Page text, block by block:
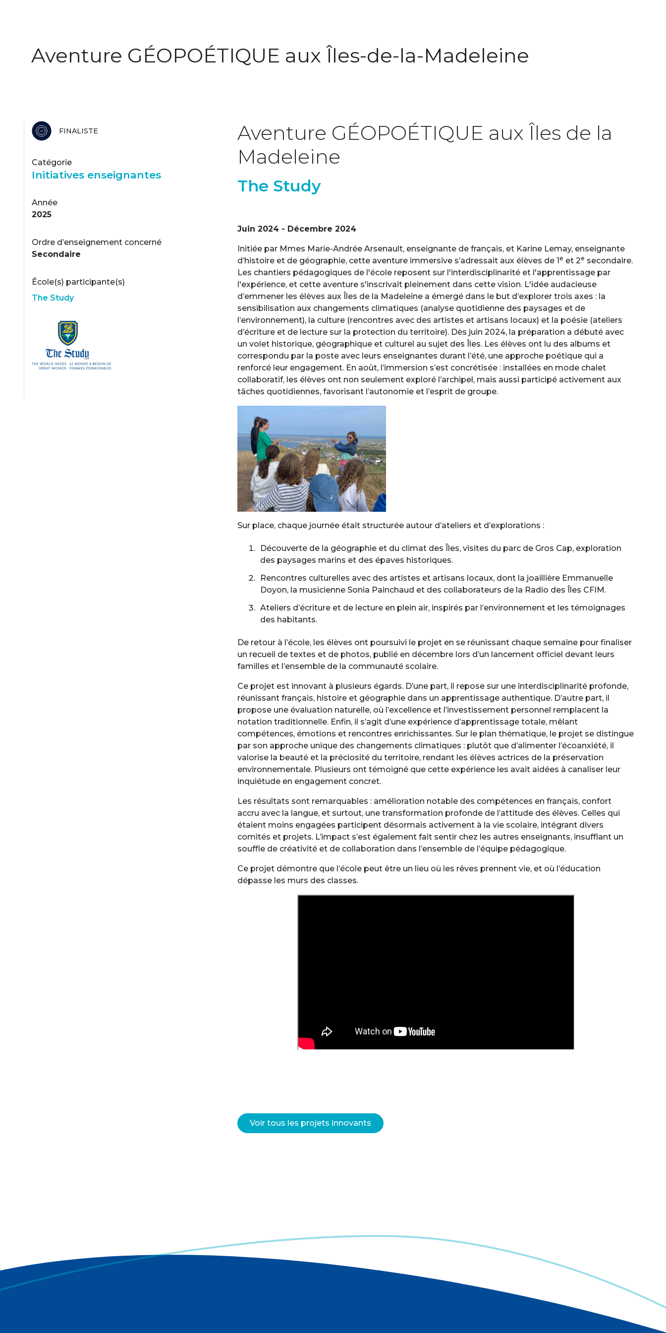
Aventure GÉOPOÉTIQUE aux Îles-de-la-Madeleine
FINALISTE
Catégorie
Initiatives enseignantes
Année
2025
Ordre d’enseignement concerné
Secondaire
École(s) participante(s)
The Study
Aventure GÉOPOÉTIQUE aux Îles de la
Madeleine
The Study
Juin 2024 - Décembre 2024
Initiée par Mmes Marie-Andrée Arsenault, enseignante de français, et Karine Lemay, enseignante
d’histoire et de géographie, cette aventure immersive s’adressait aux élèves de 1e et 2e secondaire.
Les chantiers pédagogiques de l'école reposent sur l'interdisciplinarité et l'apprentissage par
l'expérience, et cette aventure s'inscrivait pleinement dans cette vision. L'idée audacieuse
d’emmener les élèves aux Îles de la Madeleine a émergé dans le but d’explorer trois axes : la
sensibilisation aux changements climatiques (analyse quotidienne des paysages et de
l’environnement), la culture (rencontres avec des artistes et artisans locaux) et la poésie (ateliers
d’écriture et de lecture sur la protection du territoire). Dès juin 2024, la préparation a débuté avec
un volet historique, géographique et culturel au sujet des Îles. Les élèves ont lu des albums et
correspondu par la poste avec leurs enseignantes durant l’été, une approche poétique qui a
renforcé leur engagement. En août, l’immersion s’est concrétisée : installées en mode chalet
collaboratif, les élèves ont non seulement exploré l’archipel, mais aussi participé activement aux
tâches quotidiennes, favorisant l’autonomie et l’esprit de groupe.
Sur place, chaque journée était structurée autour d’ateliers et d’explorations :
Découverte de la géographie et du climat des Îles, visites du parc de Gros Cap, exploration
des paysages marins et des épaves historiques.
Rencontres culturelles avec des artistes et artisans locaux, dont la joaillière Emmanuelle
Doyon, la musicienne Sonia Painchaud et des collaborateurs de la Radio des Îles CFIM.
Ateliers d’écriture et de lecture en plein air, inspirés par l’environnement et les témoignages
des habitants.
De retour à l’école, les élèves ont poursuivi le projet en se réunissant chaque semaine pour finaliser
un recueil de textes et de photos, publié en décembre lors d’un lancement officiel devant leurs
familles et l’ensemble de la communauté scolaire.
Ce projet est innovant à plusieurs égards. D’une part, il repose sur une interdisciplinarité profonde,
réunissant français, histoire et géographie dans un apprentissage authentique. D’autre part, il
propose une évaluation naturelle, où l’excellence et l’investissement personnel remplacent la
notation traditionnelle. Enfin, il s’agit d’une expérience d’apprentissage totale, mêlant
compétences, émotions et rencontres enrichissantes. Sur le plan thématique, le projet se distingue
par son approche unique des changements climatiques : plutôt que d’alimenter l’écoanxiété, il
valorise la beauté et la préciosité du territoire, rendant les élèves actrices de la préservation
environnementale. Plusieurs ont témoigné que cette expérience les avait aidées à canaliser leur
inquiétude en engagement concret.
Les résultats sont remarquables : amélioration notable des compétences en français, confort
accru avec la langue, et surtout, une transformation profonde de l’attitude des élèves. Celles qui
étaient moins engagées participent désormais activement à la vie scolaire, intégrant divers
comités et projets. L’impact s’est également fait sentir chez les autres enseignants, insufflant un
souffle de créativité et de collaboration dans l’ensemble de l’équipe pédagogique.
Ce projet démontre que l’école peut être un lieu où les rêves prennent vie, et où l’éducation
dépasse les murs des classes.
Voir tous les projets innovants